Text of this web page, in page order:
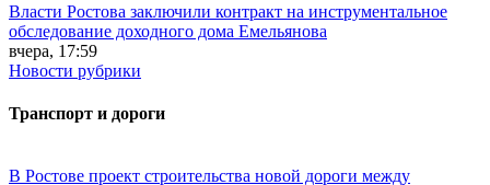
Власти Ростова заключили контракт на инструментальное
обследование доходного дома Емельянова
вчера, 17:59
Новости рубрики
Транспорт и дороги
В Ростове проект строительства новой дороги между